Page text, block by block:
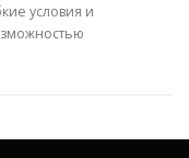
условия и